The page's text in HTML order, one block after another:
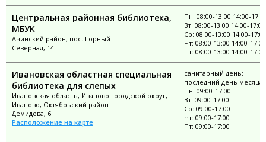
Центральная районная библиотека,
МБУК
Ачинский район, пос. Горный
Северная, 14
Пн: 08:00-13:00 14:00-
Вт: 08:00-13:00 14:00-17:00
Ср: 08:00-13:00 14:00-17:00
Чт: 08:00-13:00 14:00-17:00
Пт: 08:00-13:00 14:00-17:00
Ивановская областная специальная
библиотека для слепых
Ивановская область, Иваново городской округ,
Иваново, Октябрьский район
Демидова, 6
Расположение на карте
санитарный день:
последний день месяца
Пн: 09:00-17:00
Вт: 09:00-17:00
Ср: 09:00-17:00
Чт: 09:00-17:00
Пт: 09:00-17:00